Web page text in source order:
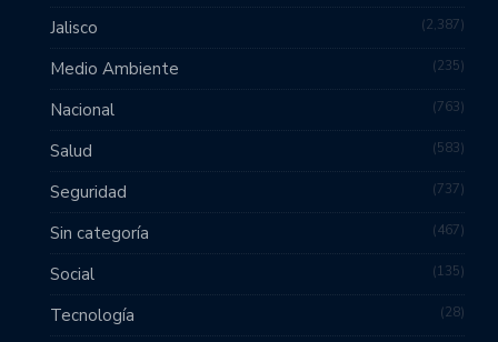
Jalisco 2,387
Medio Ambiente 235
Nacional 763
Salud 583
Seguridad 737
Sin categoría 467
Social 135
Tecnología 28